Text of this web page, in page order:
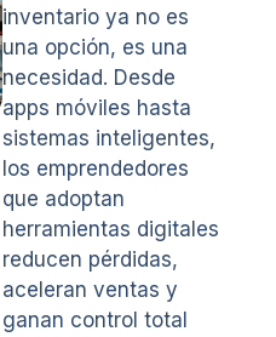
inventario ya no es
una opción, es una
necesidad. Desde
apps móviles hasta
sistemas inteligentes,
los emprendedores
que adoptan
herramientas digitales
reducen pérdidas,
aceleran ventas y
ganan control total